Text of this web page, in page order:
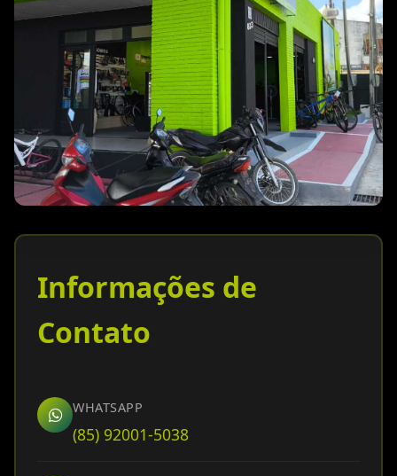
Informações de
Contato
WHATSAPP
(85) 92001-5038